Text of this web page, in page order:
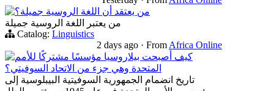
من يعتقد أن اللغة الروسية جميلة؟
من يعتبر اللغة الروسية جميلة
Catalog: Linguistics
2 days ago · From Africa Online
كيف أصبحت بيلاروسيا مؤسسًا مشتركًا للأمم
المتحدة وهي جزء من الاتحاد السوفيتي؟
تاريخ انضمام الجمهورية السوفيتية البيبلوسية إلى